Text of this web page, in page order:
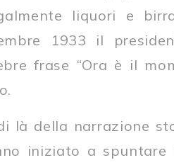
liquori e
1933 il
frase “Ora è il
là della narrazione
iniziato a